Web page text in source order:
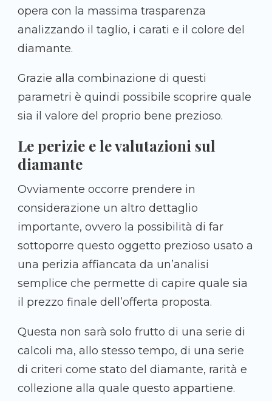
opera con la massima trasparenza
analizzando il taglio, i carati e il colore del
diamante.
Grazie alla combinazione di questi
parametri è quindi possibile scoprire quale
sia il valore del proprio bene prezioso.
Le perizie e le valutazioni sul
diamante
Ovviamente occorre prendere in
considerazione un altro dettaglio
importante, ovvero la possibilità di far
sottoporre questo oggetto prezioso usato a
una perizia affiancata da un’analisi
semplice che permette di capire quale sia
il prezzo finale dell’offerta proposta.
Questa non sarà solo frutto di una serie di
calcoli ma, allo stesso tempo, di una serie
di criteri come stato del diamante, rarità e
collezione alla quale questo appartiene.